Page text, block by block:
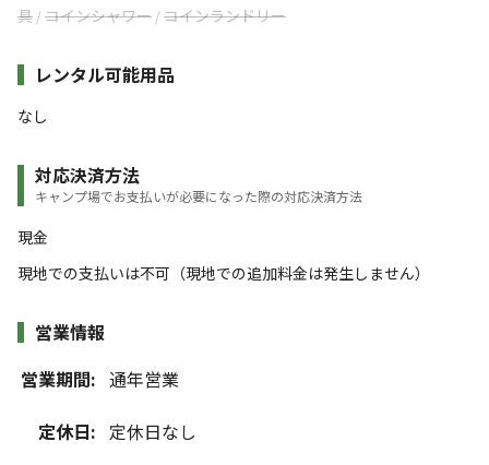
具 /コインシャワー /コインランドリー
レンタル可能用品
なし
対応決済方法
キャンプ場でお支払いが必要になった際の対応決済方法
現金
現地での支払いは不可（現地での追加料金は発生しません）
営業情報
営業期間: 通年営業
定休日: 定休日なし